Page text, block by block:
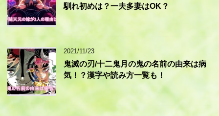
馴れ初めは？一夫多妻はOK？
2021/11/23
鬼滅の刃/十二鬼月の鬼の名前の由来は病
気！？漢字や読み方一覧も！